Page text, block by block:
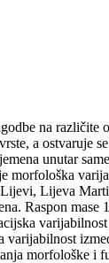
na različite
a ostvaruje
unutar
Lijeva
Raspon
morfološke i